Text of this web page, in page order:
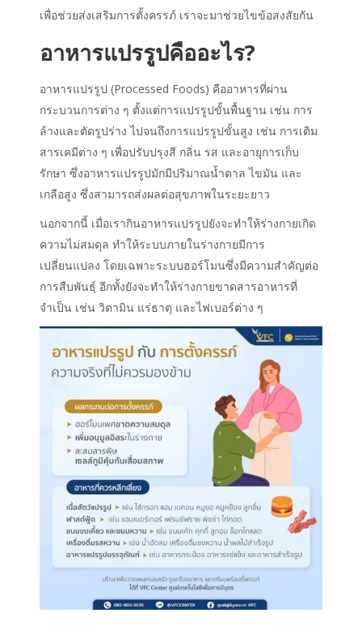
เพื่อช่วยส่งเสริมการตั้งครรภ์ เราจะมาช่วยไขข้อสงสัยกัน
อาหารแปรรูปคืออะไร?
อาหารแปรรูป (Processed Foods) คืออาหารที่ผ่าน
กระบวนการต่าง ๆ ตั้งแต่การแปรรูปขั้นพื้นฐาน เช่น การ
ล้างและตัดรูปร่าง ไปจนถึงการแปรรูปขั้นสูง เช่น การเติม
สารเคมีต่าง ๆ เพื่อปรับปรุงสี กลิ่น รส และอายุการเก็บ
รักษา ซึ่งอาหารแปรรูปมักมีปริมาณน้ำตาล ไขมัน และ
เกลือสูง ซึ่งสามารถส่งผลต่อสุขภาพในระยะยาว
นอกจากนี้ เมื่อเรากินอาหารแปรรูปยังจะทำให้ร่างกายเกิด
ความไม่สมดุล ทำให้ระบบภายในร่างกายมีการ
เปลี่ยนแปลง โดยเฉพาะระบบฮอร์โมนซึ่งมีความสำคัญต่อ
การสืบพันธุ์ อีกทั้งยังจะทำให้ร่างกายขาดสารอาหารที่
จำเป็น เช่น วิตามิน แร่ธาตุ และไฟเบอร์ต่าง ๆ